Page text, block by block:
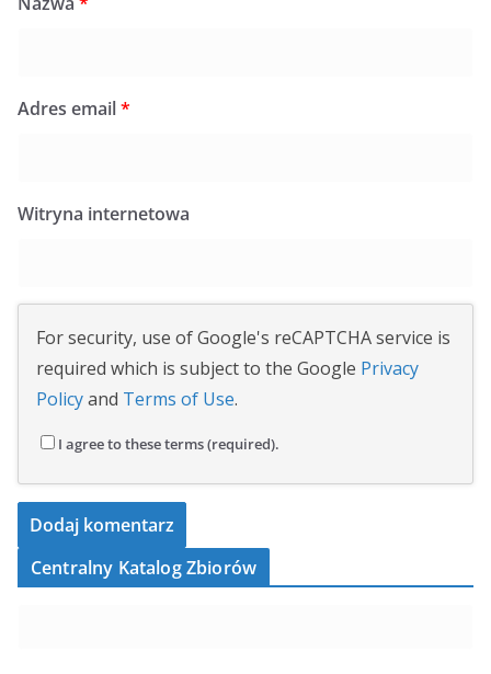
Adres email*
Witryna internetowa
For security, use of Google's reCAPTCHA service is
required which is subject to the Google Privacy
Policyand Terms of Use.
I agree to these terms (required).
Centralny Katalog Zbiorów